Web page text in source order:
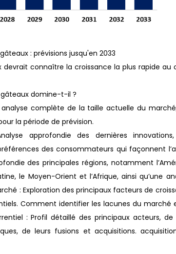
: prévisions jusqu'en 2033
connaître la croissance la plus rapide au
domine-t-il ?
complète de la taille actuelle du
la période de prévision.
approfondie des dernières
des consommateurs qui façonnent
des principales régions, notamment
le Moyen-Orient et l’Afrique, ainsi qu’une
: Exploration des principaux facteurs de
Comment identifier les lacunes du marché
: Profil détaillé des principaux acteurs, de
de leurs fusions et acquisitions.